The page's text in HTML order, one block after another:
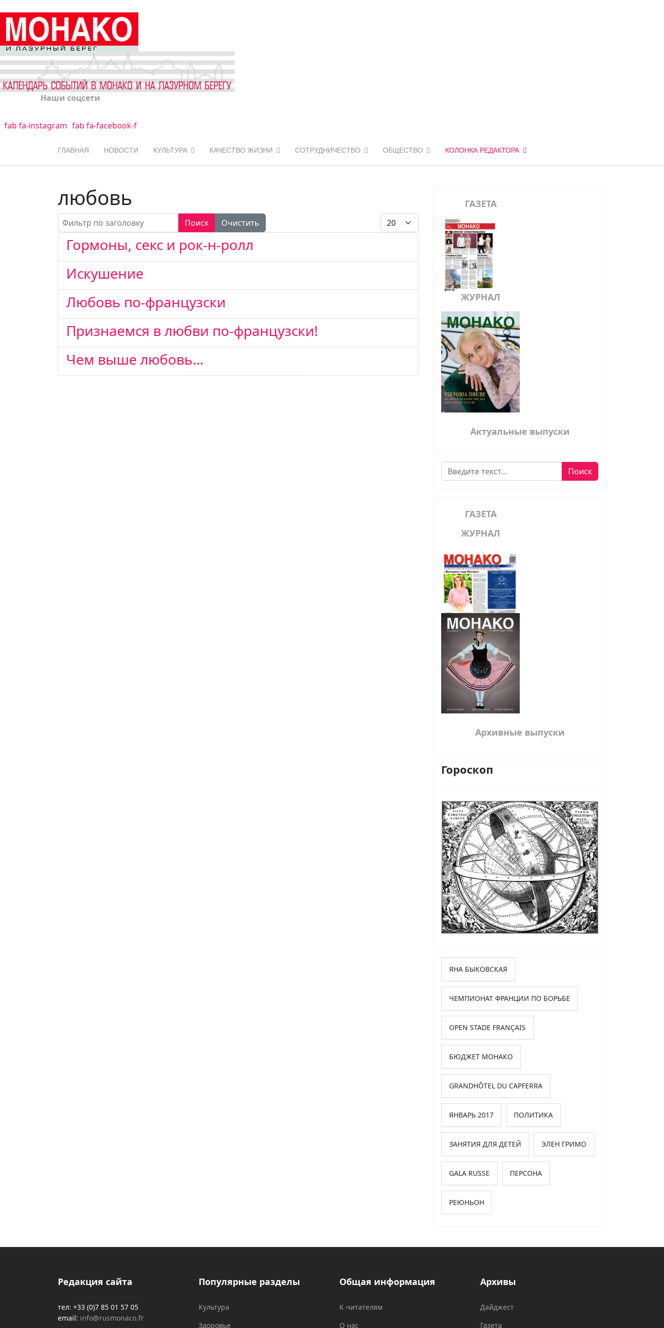
Наши соцсети
fab fa-instagram fab fa-facebook-f
ГЛАВНАЯ НОВОСТИ КУЛЬТУРА КАЧЕСТВО ЖИЗНИ СОТРУДНИЧЕСТВО ОБЩЕСТВО КОЛОНКА РЕДАКТОРА
любовь
Фильтр по заголовку Поиск Очистить Кол-во строк:
Гормоны, секс и рок-н-ролл
Искушение
Любовь по-французски
Признаемся в любви по-французски!
Чем выше любовь…
ГАЗЕТА
ЖУРНАЛ
Актуальные выпуски
Поиск Поиск
ГАЗЕТА
ЖУРНАЛ
Архивные выпуски
Гороскоп
ЯНА БЫКОВСКАЯ
ЧЕМПИОНАТ ФРАНЦИИ ПО БОРЬБЕ
OPEN STADE FRANÇAIS
БЮДЖЕТ МОНАКО
GRANDHÔTEL DU CAPFERRA
ЯНВАРЬ 2017 ПОЛИТИКА
ЗАНЯТИЯ ДЛЯ ДЕТЕЙ ЭЛЕН ГРИМО
GALA RUSSE ПЕРСОНА
РЕЮНЬОН
Редакция сайта
тел: +33 (0)7 85 01 57 05
email: info@rusmonaco.fr
Популярные разделы
Культура
Здоровье
Общая информация
К читателям
О нас
Архивы
Дайджест
Газета